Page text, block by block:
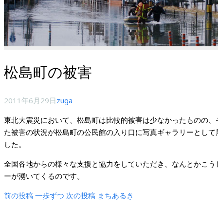
松島町の被害
2011年6月29日zuga
東北大震災において、松島町は比較的被害は少なかったものの
た被害の状況が松島町の公民館の入り口に写真ギャラリーとし
した。
全国各地からの様々な支援と協力をしていただき、なんとかこ
ーが湧いてくるのです。
前の投稿 一歩ずつ 次の投稿 まちあるき